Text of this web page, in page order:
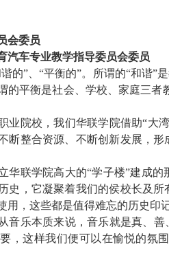
会委员
汽车专业教学指导委员会委员
的”、“平衡的”。所谓的“和谐
的平衡是社会、学校、家庭三者
业院校，我们华联学院借助“大
断整合资源、不断创新发展，
华联学院高大的“学子楼”建成
史，它凝聚着我们的侯校长及
用，这些都是值得难忘的历史印
音乐本质来说，音乐就是真、
，这样我们便可以在愉悦的氛